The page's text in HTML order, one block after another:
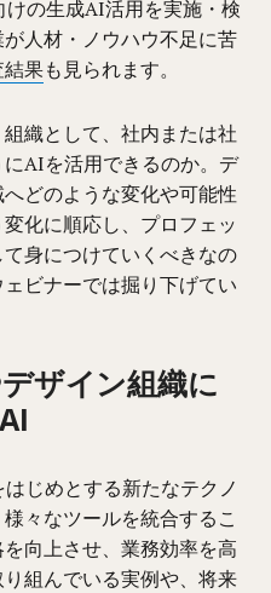
の生成AI活用を実施・検
人材・ノウハウ不足に苦
結果も見られます。
織として、社内または社
AIを活用できるのか。デ
どのような変化や可能性
化に順応し、プロフェッ
身につけていくべきなの
ビナーでは掘り下げてい
ザイン組織に
じめとする新たなテクノ
々なツールを統合するこ
向上させ、業務効率を高
組んでいる実例や、将来